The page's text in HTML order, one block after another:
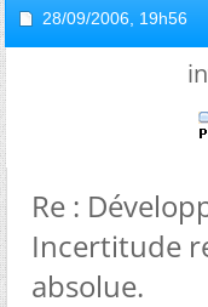
28/09/2006, 19h56
Re :
Incertitude
absolue.